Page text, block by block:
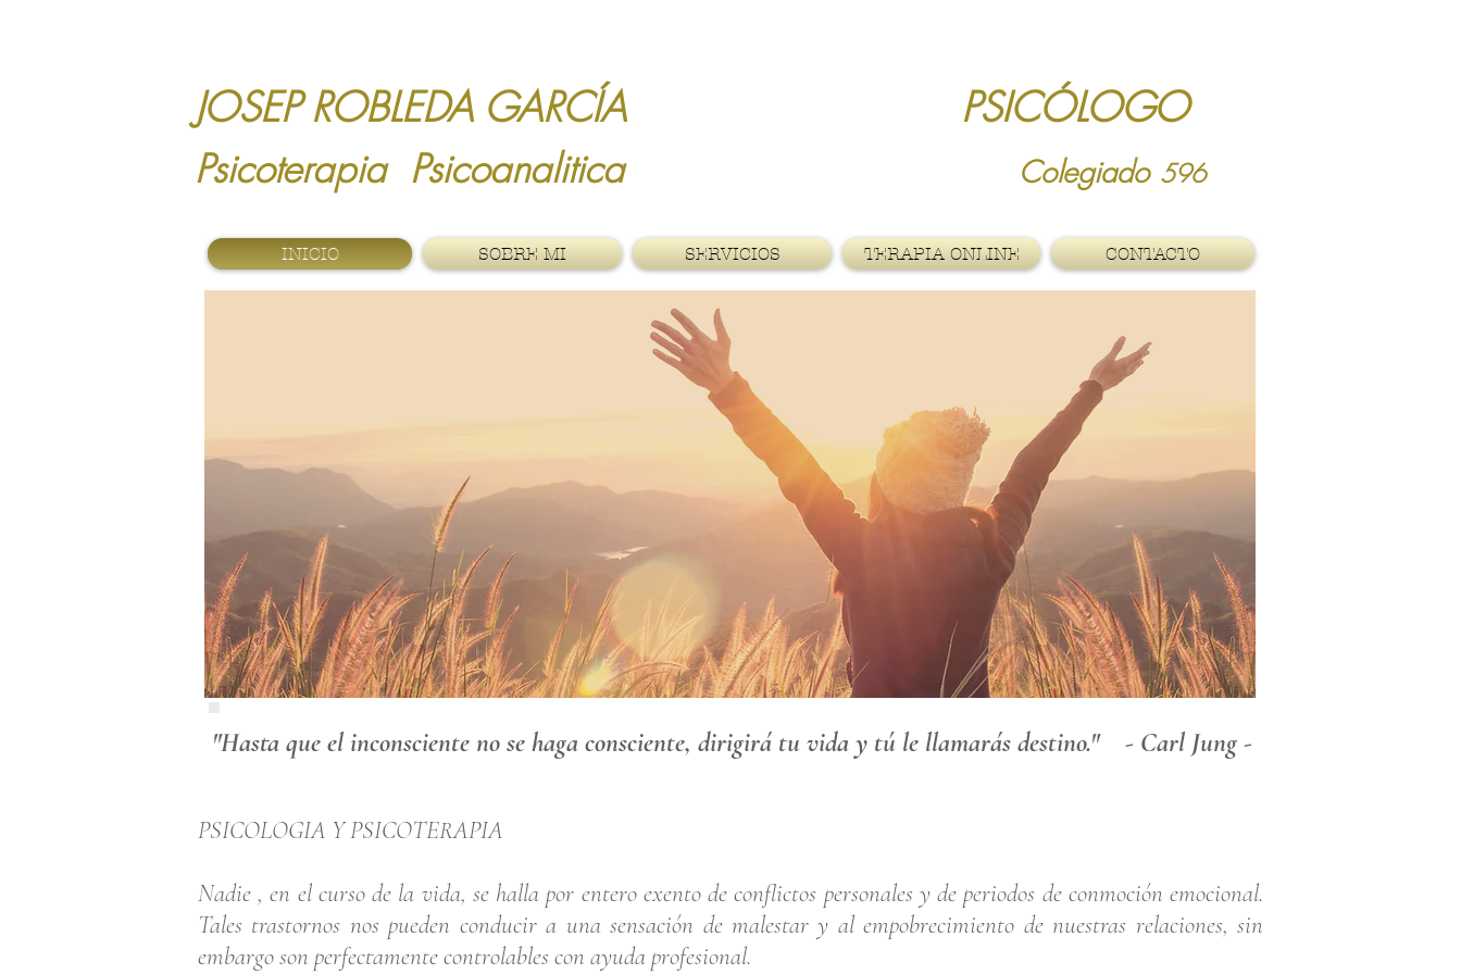
JOSEP ROBLEDA GARCÍA PSICÓLOGO
Psicoterapia Psicoanalitica Colegiado 596
INICIO SOBRE MI SERVICIOS TERAPIA ONLINE CONTACTO
I'm a title. Click here
to add your own text
and edit me.
"Hasta que el inconsciente no se haga consciente, dirigirá tu vida y tú le llamarás destino." - Carl Jung -
PSICOLOGIA Y PSICOTERAPIA
Nadie , en el curso de la vida, se halla por entero exento de conflictos personales y de periodos de conmoción emocional.
Tales trastornos nos pueden conducir a una sensación de malestar y al empobrecimiento de nuestras relaciones, sin
embargo son perfectamente controlables con ayuda profesional.